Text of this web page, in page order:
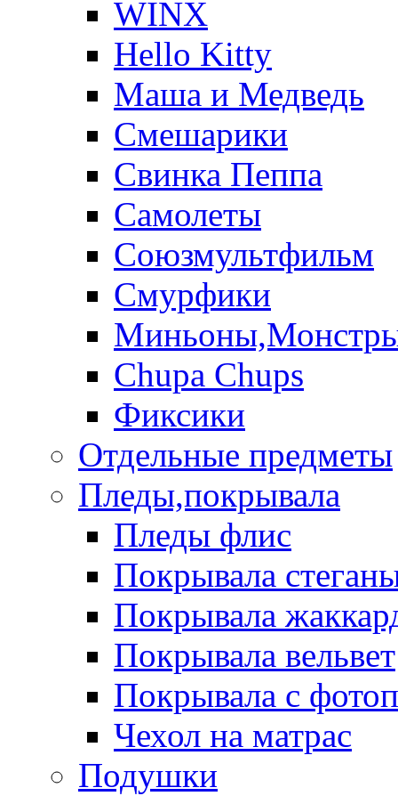
WINX
Hello Kitty
Маша и Медведь
Смешарики
Свинка Пеппа
Самолеты
Союзмультфильм
Смурфики
Chupa Chups
Фиксики
Отдельные предметы
Пледы,покрывала
Пледы флис
Покрывала
Покрывала
Покрывала вельвет
Покрывала с
Чехол на матрас
Подушки